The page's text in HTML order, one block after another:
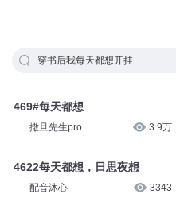
穿书后我每天都想开挂
469#每天都想
撒旦先生pro 3.9万
4622每天都想，日思夜想
配音沐心 3343